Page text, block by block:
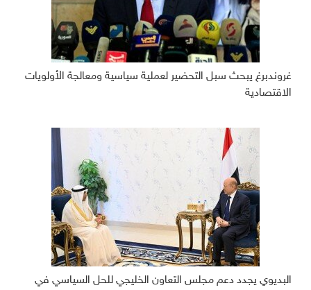
غروندبرغ يبحث سبل التحضير لعملية سياسية ومعالجة الأولويات
الاقتصادية
البديوي يجدد دعم مجلس التعاون الخليجي للحل السياسي في